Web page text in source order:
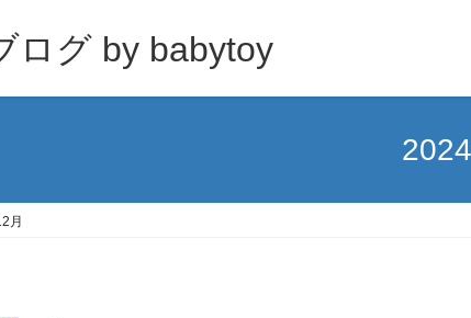
ログ by babytoy
月